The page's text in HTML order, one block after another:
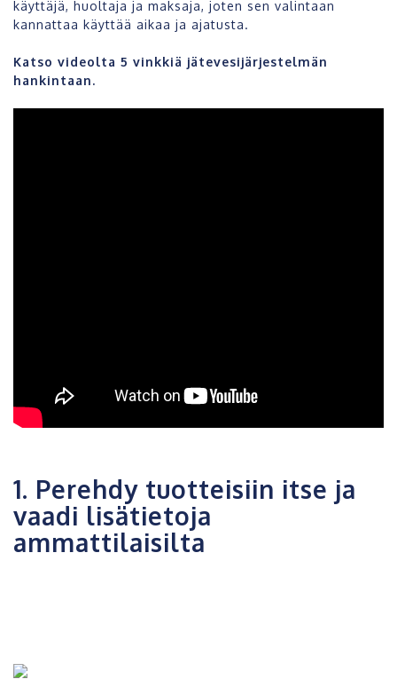
käyttäjä, huoltaja ja maksaja, joten sen valintaan
kannattaa käyttää aikaa ja ajatusta.
Katso videolta 5 vinkkiä jätevesijärjestelmän
hankintaan.
1. Perehdy tuotteisiin itse ja
vaadi lisätietoja
ammattilaisilta